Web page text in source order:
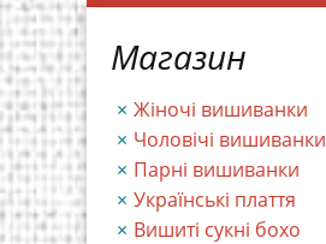
Магазин
Жіночі вишиванки
Чоловічі вишиванки
Парні вишиванки
Українські плаття
Вишиті сукні бохо